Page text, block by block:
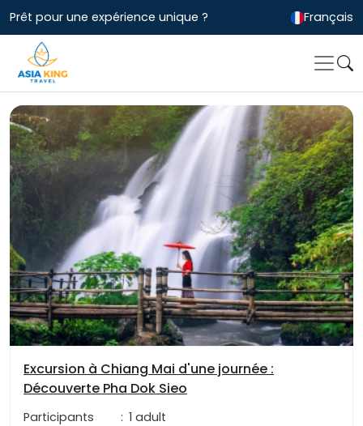
Prêt pour une expérience unique ? Français
Excursion à Chiang Mai d'une journée :
Découverte Pha Dok Sieo
Participants : 1 adult